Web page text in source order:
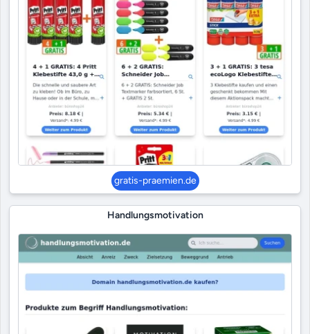
gratis-praemien.de
Handlungsmotivation